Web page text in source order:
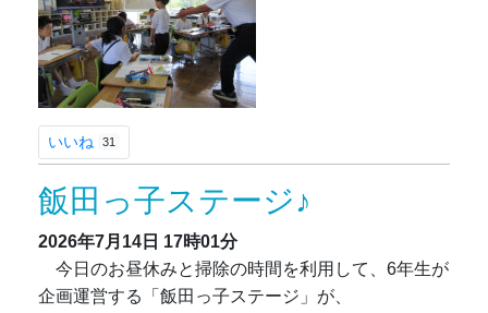
いいね 31
飯田っ子ステージ♪
2026年7月14日 17時01分
今日のお昼休みと掃除の時間を利用して、6年生が
企画運営する「飯田っ子ステージ」が、